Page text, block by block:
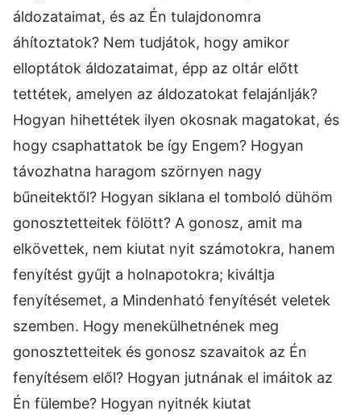
áldozataimat, és az Én tulajdonomra
áhítoztatok? Nem tudjátok, hogy amikor
elloptátok áldozataimat, épp az oltár előtt
tettétek, amelyen az áldozatokat felajánlják?
Hogyan hihettétek ilyen okosnak magatokat, és
hogy csaphattatok be így Engem? Hogyan
távozhatna haragom szörnyen nagy
bűneitektől? Hogyan siklana el tomboló dühöm
gonosztetteitek fölött? A gonosz, amit ma
elkövettek, nem kiutat nyit számotokra, hanem
fenyítést gyűjt a holnapotokra; kiváltja
fenyítésemet, a Mindenható fenyítését veletek
szemben. Hogy menekülhetnének meg
gonosztetteitek és gonosz szavaitok az Én
fenyítésem elől? Hogyan jutnának el imáitok az
Én fülembe? Hogyan nyitnék kiutat